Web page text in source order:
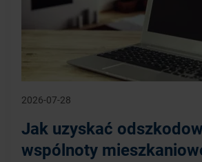
2026-07-28
Jak uzyskać
wspólnoty